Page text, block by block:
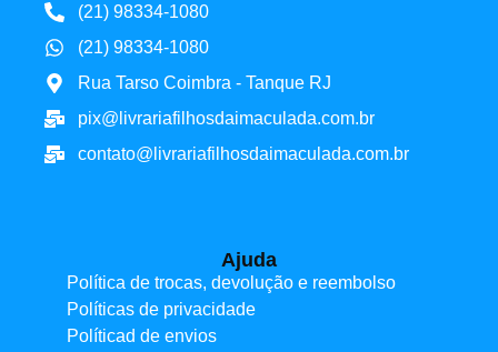
(21) 98334-1080
(21) 98334-1080
Rua Tarso Coimbra - Tanque RJ
pix@livrariafilhosdaimaculada.com.br
contato@livrariafilhosdaimaculada.com.br
Ajuda
Política de trocas, devolução e reembolso
Políticas de privacidade
Políticad de envios